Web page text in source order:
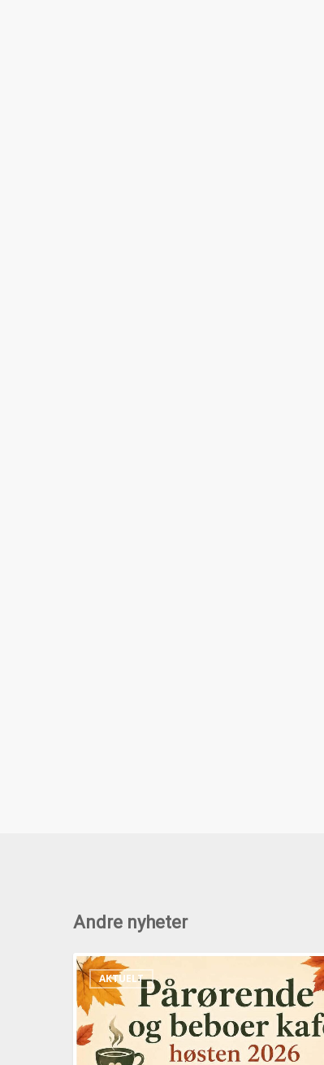
Andre nyheter
AKTUELT
Pårørende
og
beboerkafeer
høsten
2026